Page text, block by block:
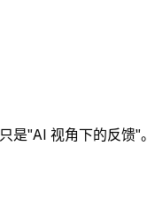
"AI 视角下的反